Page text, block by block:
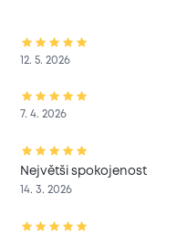
12. 5. 2026
7. 4. 2026
Největši spokojenost
14. 3. 2026